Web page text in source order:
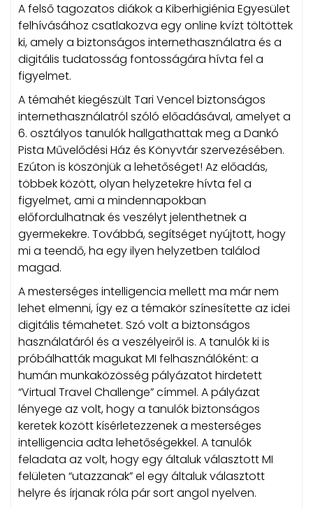
A felső tagozatos diákok a Kiberhigiénia Egyesület
felhívásához csatlakozva egy online kvízt töltöttek
ki, amely a biztonságos internethasználatra és a
digitális tudatosság fontosságára hívta fel a
figyelmet.
A témahét kiegészült Tari Vencel biztonságos
internethasználatról szóló előadásával, amelyet a
6. osztályos tanulók hallgathattak meg a Dankó
Pista Művelődési Ház és Könyvtár szervezésében.
Ezúton is köszönjük a lehetőséget! Az előadás,
többek között, olyan helyzetekre hívta fel a
figyelmet, ami a mindennapokban
előfordulhatnak és veszélyt jelenthetnek a
gyermekekre. Továbbá, segítséget nyújtott, hogy
mi a teendő, ha egy ilyen helyzetben találod
magad.
A mesterséges intelligencia mellett ma már nem
lehet elmenni, így ez a témakör színesítette az idei
digitális témahetet. Szó volt a biztonságos
használatáról és a veszélyeiről is. A tanulók ki is
próbálhatták magukat MI felhasználóként: a
humán munkaközösség pályázatot hirdetett
“Virtual Travel Challenge” címmel. A pályázat
lényege az volt, hogy a tanulók biztonságos
keretek között kísérletezzenek a mesterséges
intelligencia adta lehetőségekkel. A tanulók
feladata az volt, hogy egy általuk választott MI
felületen “utazzanak” el egy általuk választott
helyre és írjanak róla pár sort angol nyelven.